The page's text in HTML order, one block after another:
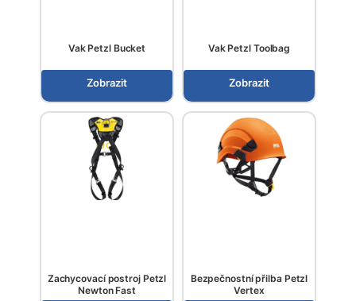
Vak Petzl Bucket
Zobrazit
Vak Petzl Toolbag
Zobrazit
Zachycovací postroj Petzl
Newton Fast
Bezpečnostní přilba Petzl
Vertex